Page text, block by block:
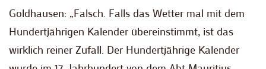
Goldhausen: „Falsch. Falls das Wetter mal mit dem
Hundertjährigen Kalender übereinstimmt, ist das
wirklich reiner Zufall. Der Hundertjährige Kalender